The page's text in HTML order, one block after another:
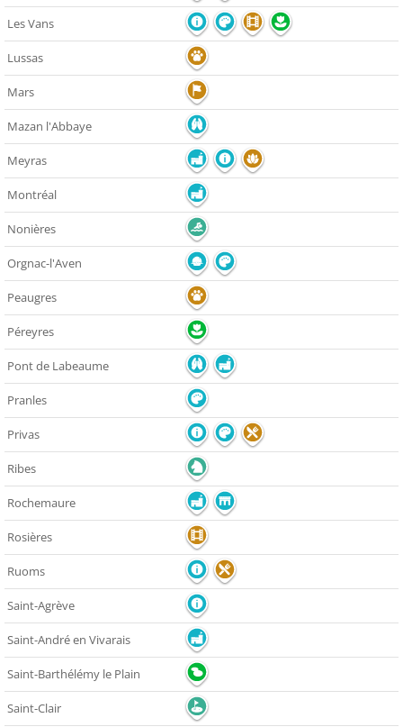
Les Vans
Lussas
Mars
Mazan l'Abbaye
Meyras
Montréal
Nonières
Orgnac-l'Aven
Peaugres
Péreyres
Pont de Labeaume
Pranles
Privas
Ribes
Rochemaure
Rosières
Ruoms
Saint-Agrève
Saint-André en Vivarais
Saint-Barthélémy le Plain
Saint-Clair